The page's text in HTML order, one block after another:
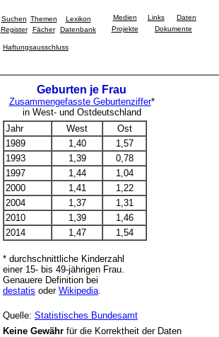
Suchen Themen
Lexikon
Register
Fächer Datenbank
Medien Links
Daten
Projekte
Dokumente
Haftungsausschluss
Geburten je Frau
Zusammengefasste Geburtenziffer*
in West- und Ostdeutschland
Jahr West
Ost
1989
1,40
1,57
1993
1,39
0,78
1997
1,44
1,04
2000
1,41
1,22
2004
1,37
1,31
2010
1,39
1,46
2014
1,47 1,54
* durchschnittliche Kinderzahl
einer 15- bis 49-jährigen Frau.
Genauere Definition bei
destatis oder Wikipedia.
Quelle: Statistisches Bundesamt
Keine Gewähr für die Korrektheit der Daten